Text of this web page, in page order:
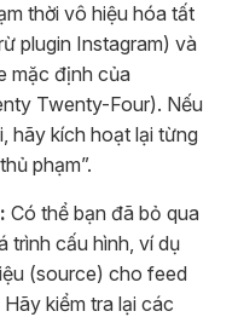
thời vô hiệu hóa tất
plugin Instagram) và
mặc định của
Twenty-Four). Nếu
hãy kích hoạt lại từng
phạm”.
Có thể bạn đã bỏ qua
trình cấu hình, ví dụ
(source) cho feed
kiểm tra lại các